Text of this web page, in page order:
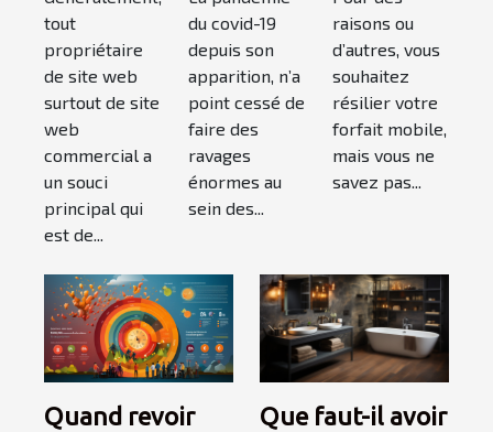
que c’est ?
tout
propriétaire
de site web
surtout de site
web
commercial a
un souci
principal qui
est de...
les !
du covid-19
depuis son
apparition, n’a
point cessé de
faire des
ravages
énormes au
sein des...
comment
ça
marche ?
raisons ou
d’autres, vous
souhaitez
résilier votre
forfait mobile,
mais vous ne
savez pas...
Quand revoir
Que faut-il avoir